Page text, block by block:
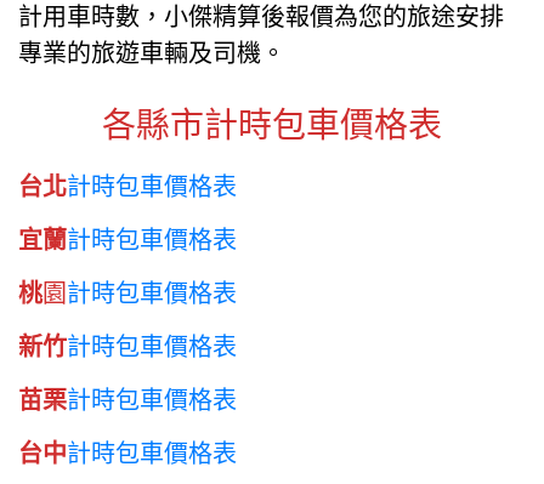
計用車時數，小傑精算後報價為您的旅途安排
專業的旅遊車輛及司機。
各縣市計時包車價格表
台北計時包車價格表
宜蘭計時包車價格表
桃園計時包車價格表
新竹計時包車價格表
苗栗計時包車價格表
台中計時包車價格表